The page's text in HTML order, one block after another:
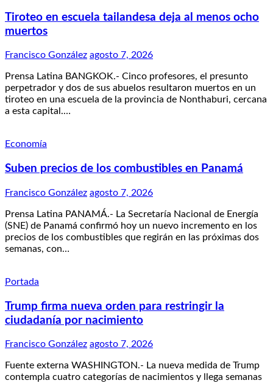
Tiroteo en escuela tailandesa deja al menos ocho
muertos
Francisco González agosto 7, 2026
Prensa Latina BANGKOK.- Cinco profesores, el presunto
perpetrador y dos de sus abuelos resultaron muertos en un
tiroteo en una escuela de la provincia de Nonthaburi, cercana
a esta capital.…
Economía
Suben precios de los combustibles en Panamá
Francisco González agosto 7, 2026
Prensa Latina PANAMÁ.- La Secretaría Nacional de Energía
(SNE) de Panamá confirmó hoy un nuevo incremento en los
precios de los combustibles que regirán en las próximas dos
semanas, con…
Portada
Trump firma nueva orden para restringir la
ciudadanía por nacimiento
Francisco González agosto 7, 2026
Fuente externa WASHINGTON.- La nueva medida de Trump
contempla cuatro categorías de nacimientos y llega semanas